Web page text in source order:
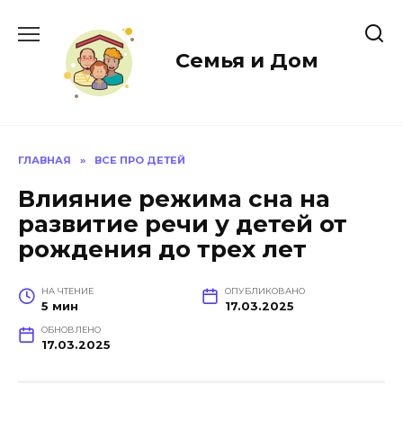
содержанию
Семья и Дом
ГЛАВНАЯ » ВСЕ ПРО ДЕТЕЙ
Влияние режима сна на
развитие речи у детей от
рождения до трех лет
НА ЧТЕНИЕ
5 мин
ОПУБЛИКОВАНО
17.03.2025
ОБНОВЛЕНО
17.03.2025